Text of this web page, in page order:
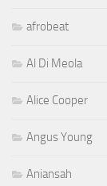
afrobeat
Al Di Meola
Alice Cooper
Angus Young
Aniansah